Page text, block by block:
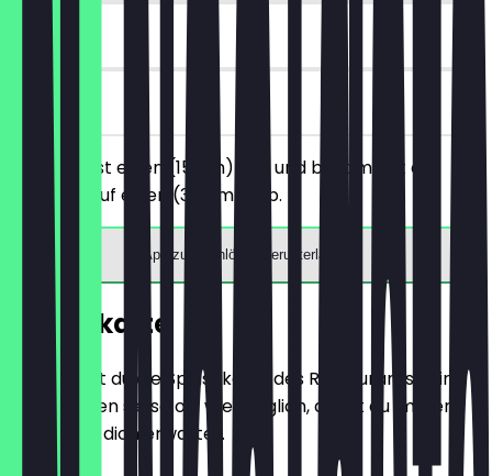
vor Ort
Du bestellst einen (15 cm) Sub und bekommst ein
Upgrade auf einen (30 cm) Sub.
App zum Einlösen herunterladen
Speisekarte
Hier findest du die Speisekarte des Restaurants. Wir
aktualisieren sie so oft wie möglich, damit du immer
weißt, was dich erwartet.